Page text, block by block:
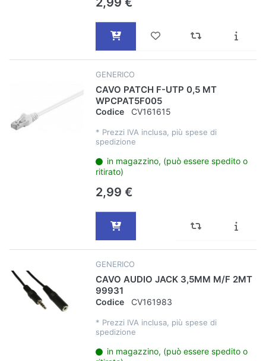
GENERICO
CAVO PATCH F-UTP 0,5 MT
WPCPAT5F005
Codice CV161615
* Prezzi IVA inclusa, più spese di
spedizione
in magazzino, (può essere spedito o
ritirato)
2,99 €
GENERICO
CAVO AUDIO JACK 3,5MM M/F 2MT
99931
Codice CV161983
* Prezzi IVA inclusa, più spese di
spedizione
in magazzino, (può essere spedito o